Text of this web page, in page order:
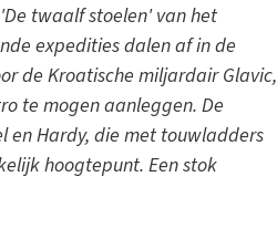
twaalf stoelen' van het
expedities dalen af in de
de Kroatische miljardair Glavic,
te mogen aanleggen. De
en Hardy, die met touwladders
hoogtepunt. Een stok